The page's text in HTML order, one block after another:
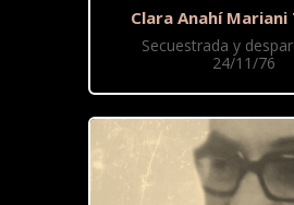
Clara Anahí
Secuestrada y
24/11/76